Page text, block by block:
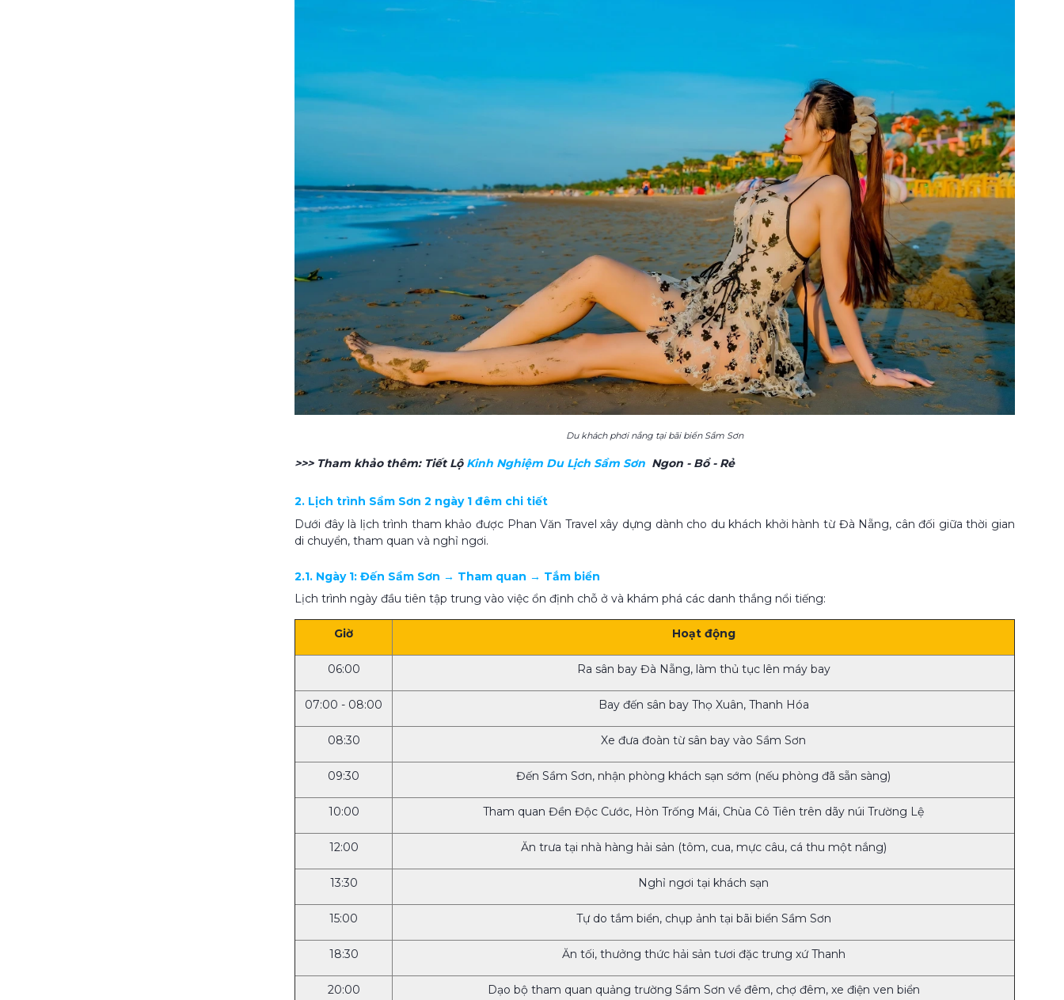
Du khách phơi nắng tại bãi biển Sầm Sơn
>>> Tham khảo thêm: Tiết Lộ Kinh Nghiệm Du Lịch Sầm Sơn​ Ngon - Bổ - Rẻ
2. Lịch trình Sầm Sơn 2 ngày 1 đêm chi tiết
Dưới đây là lịch trình tham khảo được Phan Văn Travel xây dựng dành cho du khách khởi hành từ Đà Nẵng, cân đối giữa thời gian
di chuyển, tham quan và nghỉ ngơi.
2.1. Ngày 1: Đến Sầm Sơn → Tham quan → Tắm biển
Lịch trình ngày đầu tiên tập trung vào việc ổn định chỗ ở và khám phá các danh thắng nổi tiếng:
Giờ Hoạt động
06:00 Ra sân bay Đà Nẵng, làm thủ tục lên máy bay
07:00 - 08:00 Bay đến sân bay Thọ Xuân, Thanh Hóa
08:30 Xe đưa đoàn từ sân bay vào Sầm Sơn
09:30 Đến Sầm Sơn, nhận phòng khách sạn sớm (nếu phòng đã sẵn sàng)
10:00 Tham quan Đền Độc Cước, Hòn Trống Mái, Chùa Cô Tiên trên dãy núi Trường Lệ
12:00 Ăn trưa tại nhà hàng hải sản (tôm, cua, mực câu, cá thu một nắng)
13:30 Nghỉ ngơi tại khách sạn
15:00 Tự do tắm biển, chụp ảnh tại bãi biển Sầm Sơn
18:30 Ăn tối, thưởng thức hải sản tươi đặc trưng xứ Thanh
20:00 Dạo bộ tham quan quảng trường Sầm Sơn về đêm, chợ đêm, xe điện ven biển